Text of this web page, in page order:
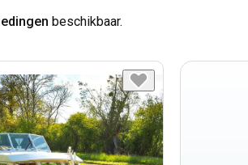
beschikbaar.